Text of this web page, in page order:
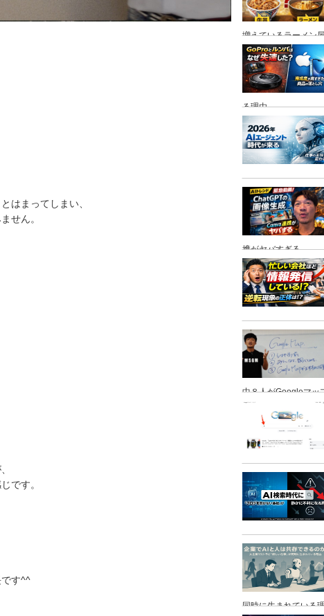
はまってしまい、
せん。
です。
す^^
増えているラーメン
る理由
携がヤバすぎる
中８人がGoogleマッ
は１日以内に来店す
同時に生まれている